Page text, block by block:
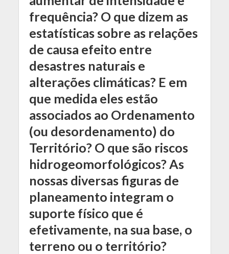
frequência? O que dizem as
estatísticas sobre as relações
de causa efeito entre
desastres naturais e
alterações climáticas? E em
que medida eles estão
associados ao Ordenamento
(ou desordenamento) do
Território? O que são riscos
hidrogeomorfológicos? As
nossas diversas figuras de
planeamento integram o
suporte físico que é
efetivamente, na sua base, o
terreno ou o território?